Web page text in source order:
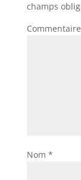
champs
Commentaire
Nom *